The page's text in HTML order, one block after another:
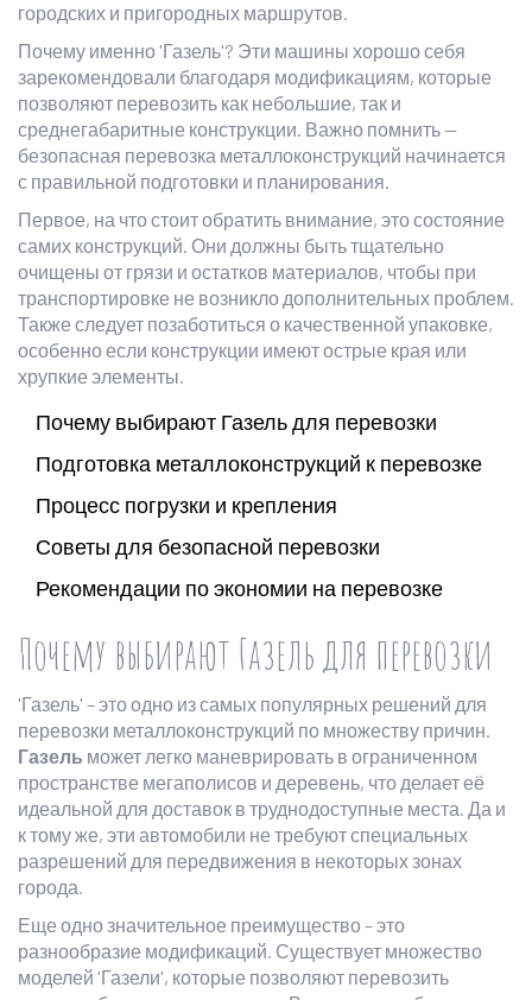
городских и пригородных маршрутов.
Почему именно 'Газель'? Эти машины хорошо себя
зарекомендовали благодаря модификациям, которые
позволяют перевозить как небольшие, так и
среднегабаритные конструкции. Важно помнить —
безопасная перевозка металлоконструкций начинается
с правильной подготовки и планирования.
Первое, на что стоит обратить внимание, это состояние
самих конструкций. Они должны быть тщательно
очищены от грязи и остатков материалов, чтобы при
транспортировке не возникло дополнительных проблем.
Также следует позаботиться о качественной упаковке,
особенно если конструкции имеют острые края или
хрупкие элементы.
Почему выбирают Газель для перевозки
Подготовка металлоконструкций к перевозке
Процесс погрузки и крепления
Советы для безопасной перевозки
Рекомендации по экономии на перевозке
Почему выбирают Газель для перевозки
'Газель' – это одно из самых популярных решений для
перевозки металлоконструкций по множеству причин.
Газель может легко маневрировать в ограниченном
пространстве мегаполисов и деревень, что делает её
идеальной для доставок в труднодоступные места. Да и
к тому же, эти автомобили не требуют специальных
разрешений для передвижения в некоторых зонах
города.
Еще одно значительное преимущество – это
разнообразие модификаций. Существует множество
моделей 'Газели', которые позволяют перевозить